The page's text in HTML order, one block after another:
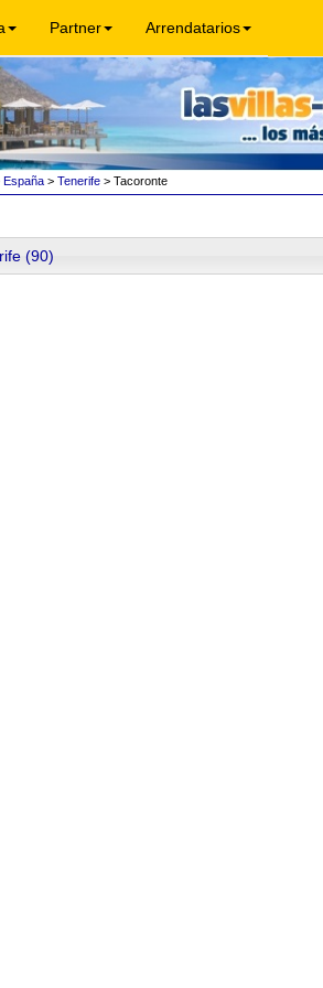
Partner Arrendatarios
España> Tenerife> Tacoronte
(90)